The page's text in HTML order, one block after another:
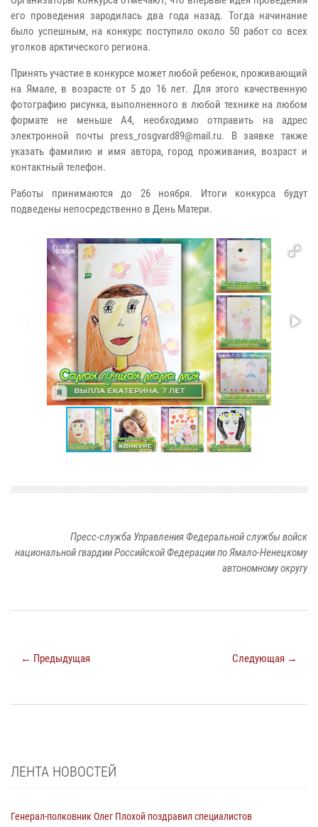
его проведения зародилась два года назад. Тогда начинание
было успешным, на конкурс поступило около 50 работ со всех
уголков арктического региона.
Принять участие в конкурсе может любой ребенок, проживающий
на Ямале, в возрасте от 5 до 16 лет. Для этого качественную
фотографию рисунка, выполненного в любой технике на любом
формате не меньше А4, необходимо отправить на адрес
электронной почты press_rosgvard89@mail.ru. В заявке также
указать фамилию и имя автора, город проживания, возраст и
контактный телефон.
Работы принимаются до 26 ноября. Итоги конкурса будут
подведены непосредственно в День Матери.
Пресс-служба Управления Федеральной службы войск
национальной гвардии Российской Федерации по Ямало-Ненецкому
автономному округу
← Предыдущая Следующая →
ЛЕНТА НОВОСТЕЙ
Генерал-полковник Олег Плохой поздравил специалистов